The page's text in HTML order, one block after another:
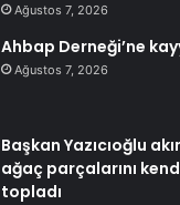
Ağustos 7, 2026
Ahbap Derneği’ne
Ağustos 7, 2026
Başkan Yazıcıoğlu
ağaç parçalarını
topladı